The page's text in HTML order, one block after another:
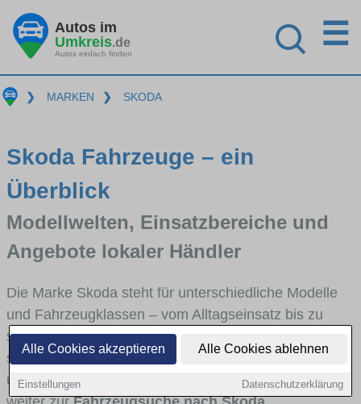
Alle Cookies akzeptieren Alle Cookies ablehnen
Einstellungen Datenschutzerklärung
Autos im
Umkreis.de
Autos einfach finden
☰
❯ MARKEN ❯ SKODA
Skoda Fahrzeuge – ein
Überblick
Modellwelten, Einsatzbereiche und
Angebote lokaler Händler
Die Marke Skoda steht für unterschiedliche Modelle
und Fahrzeugklassen – vom Alltagseinsatz bis zu
speziellen Anforderungen. Hier bekommst du einen
schnellen Überblick über die wichtigsten Modellreihen
und für wen Skoda besonders interessant ist. Direkt